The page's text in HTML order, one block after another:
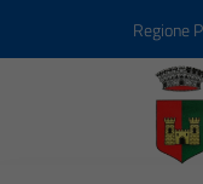
Regione